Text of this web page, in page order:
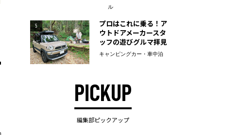
ル
5
プロはこれに乗る！ア
ウトドアメーカースタ
ッフの遊びグルマ拝見
キャンピングカー・車中泊
PICKUP
編集部ピックアップ